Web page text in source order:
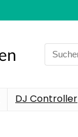
Search
for:
DJ Controller